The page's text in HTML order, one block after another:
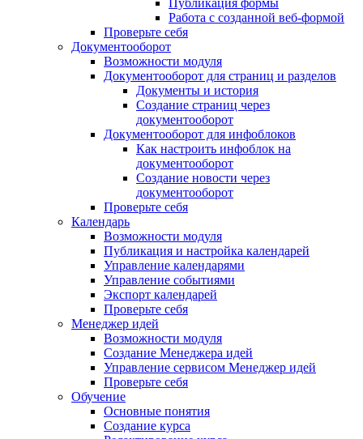
Публикация формы
Работа с созданной веб-формой
Проверьте себя
Документооборот
Возможности модуля
Документооборот для страниц и разделов
Документы и история
Создание страниц через
документооборот
Документооборот для инфоблоков
Как настроить инфоблок на
документооборот
Создание новости через
документооборот
Проверьте себя
Календарь
Возможности модуля
Публикация и настройка календарей
Управление календарями
Управление событиями
Экспорт календарей
Проверьте себя
Менеджер идей
Возможности модуля
Создание Менеджера идей
Управление сервисом Менеджер идей
Проверьте себя
Обучение
Основные понятия
Создание курса